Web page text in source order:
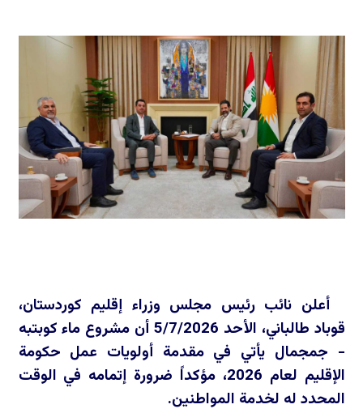
أعلن نائب رئيس مجلس وزراء إقليم كوردستان،
قوباد طالباني، الأحد 5/7/2026 أن مشروع ماء كوبتبه
- جمجمال يأتي في مقدمة أولويات عمل حكومة
الإقليم لعام 2026، مؤكداً ضرورة إتمامه في الوقت
المحدد له لخدمة المواطنين.